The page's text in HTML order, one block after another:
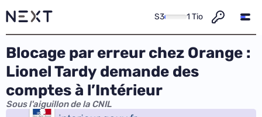
S3 1 Tio
Blocage par erreur chez Orange :
Lionel Tardy demande des
comptes à l’Intérieur
Sous l'aiguillon de la CNIL